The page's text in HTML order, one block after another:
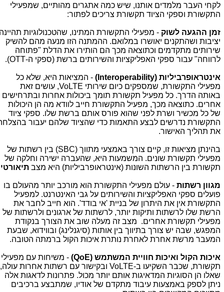
לקחי העבר מלמדים אותנו, שיש כמה אתגרים מהותיים, שמפעילי
התקשורת וספקי הציוד תקשורת צריכים לפתור:
זמן ההגעה לשוק - מפעילי התקשורת המתינו, שהטכנולוגיות
יציבות ושהתקנים יאושרו במלואם. ההמתנה הזו מנעה מהם להשיק
שירותים מתקדמים וכתוצאה מכך הם הותירו את הדלת "פתוחה
לרווחה" עבור ספקי האפליקציות והשירותים ברשת (ספקי ה-OTT
אינטראופרביליות (Interoperability
) - המציאות היא, שלא כל
מפעילי התקשורת, שמספקים כיום שירותי ,VoLTE עושים זאת
באותה הדרך. כל מפעיל תקשורת תומך ביכולות אחרות ובתרחישים
אחרים. כתוצאה מכך, מפעיל התקשורת חייב לוודא מה הן היכולות
של כל מכשיר ושרת לפני שהוא פורס אותם ברשת שלו. ספקי ציוד
התקשורת נדרשים לבצע התאמות כדי שהציוד שלהם יעבור
את תהליך האישור.
בהינתן מציאות זו, קיים צורך באמצעי מתווך (SBC) בין רשתות של
מפעילי תקשורת שונים. המשמעות היא, שהעברה ישירה וחלקה של
תקשורת בין הרשתות השונות (אינטראופרביליות) היא מצב תיאורטי
מגוון רשתות - עולם מפעילי התקשורת הוא מורכב יותר מהעולם בו
פועלים ספקי האפליקציות והשירותים על גבי האינטרנט. למפעיל
התקשורת אין את היתרון של בניית 'אי בודד'. הוא חייב לחבר את
הרשת שלו לרשתות ותיקות יותר, לרשתות של ארגונים ולרשתות של
מפעילי תקשורת אחרים. מצב זה מעלה שוב את הצורך בנקודת
המפגש, שבה יש צורך בתיווך בין אותות (סיגנלינג) ובווידוא, שבעת
המעבר מרשת אחרת לאחרת נותרת איכות הקול ברמתה הטובה.
איכות הקול ואיכות חוויית המשתמש (QoE
) - משיחות עם מפעילי
תקשורת, שכבר השקיעו ב-VoLTE ובקישור עם רשתות אחרות עולה,
שאלו הן הסוגיות המדאיגות אותם יותר מכול. פתרונות לדאגות אלה
ניתן לספק באמצעות עיבוד מתקדם של אודיו, שמתבצע ברכיבים